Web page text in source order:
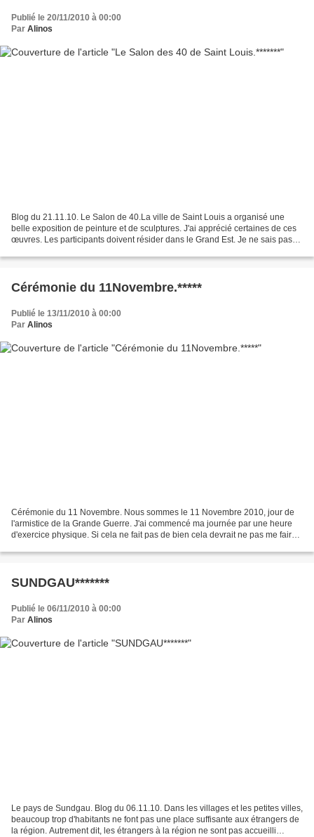
Publié le 20/11/2010 à 00:00
Par Alinos
Blog du 21.11.10. Le Salon de 40.La ville de Saint Louis a organisé une
belle exposition de peinture et de sculptures. J'ai apprécié certaines de ces
œuvres. Les participants doivent résider dans le Grand Est. Je ne sais pas
Cérémonie du 11Novembre.*****
Publié le 13/11/2010 à 00:00
Par Alinos
Cérémonie du 11 Novembre. Nous sommes le 11 Novembre 2010, jour de
l'armistice de la Grande Guerre. J'ai commencé ma journée par une heure
d'exercice physique. Si cela ne fait pas de bien cela devrait ne pas me faire
SUNDGAU*******
Publié le 06/11/2010 à 00:00
Par Alinos
Le pays de Sundgau. Blog du 06.11.10. Dans les villages et les petites villes,
beaucoup trop d'habitants ne font pas une place suffisante aux étrangers de
la région. Autrement dit, les étrangers à la région ne sont pas accueilli